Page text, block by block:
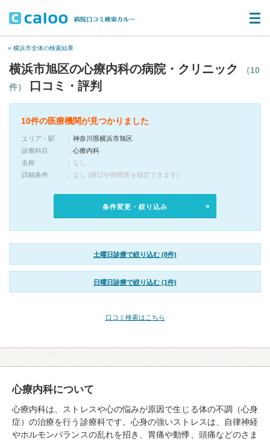
« 横浜市全体の検索結果
横浜市旭区の心療内科の病院・クリニック
（10
件）
口コミ・評判
10件の医療機関が見つかりました
エリア・駅
神奈川県横浜市旭区
診療科目
心療内科
名称
なし
詳細条件
なし (曜日や時間帯を指定できます)
条件変更・絞り込み
土曜日診療で絞り込む (8件)
日曜日診療で絞り込む (1件)
口コミ検索はこちら
心療内科について
心療内科は、ストレスや心の悩みが原因で生じる体の不調（心身
症）の治療を行う診療科です。心身の強いストレスは、自律神経
やホルモンバランスの乱れを招き、胃痛や動悸、頭痛などのさま